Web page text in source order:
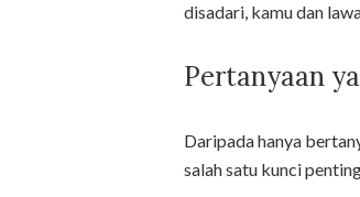
disadari, kamu dan
Pertanyaan
Daripada hanya
salah satu kunci